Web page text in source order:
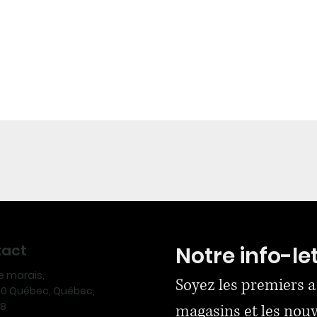
marais,
Québec, Québec,
Notre info-
Soyez les premiers
magasins et les